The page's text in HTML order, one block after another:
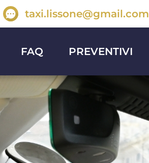
taxi.lissone@gmail.com
FAQ PREVENTIVI